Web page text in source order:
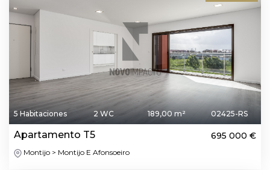
5 Habitaciones 2 WC 189,00 m² 02425-RS
Apartamento T5 695 000 €
Montijo > Montijo E Afonsoeiro